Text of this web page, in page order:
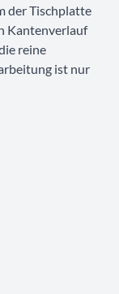
der Tischplatte
Kantenverlauf
reine
ist nur